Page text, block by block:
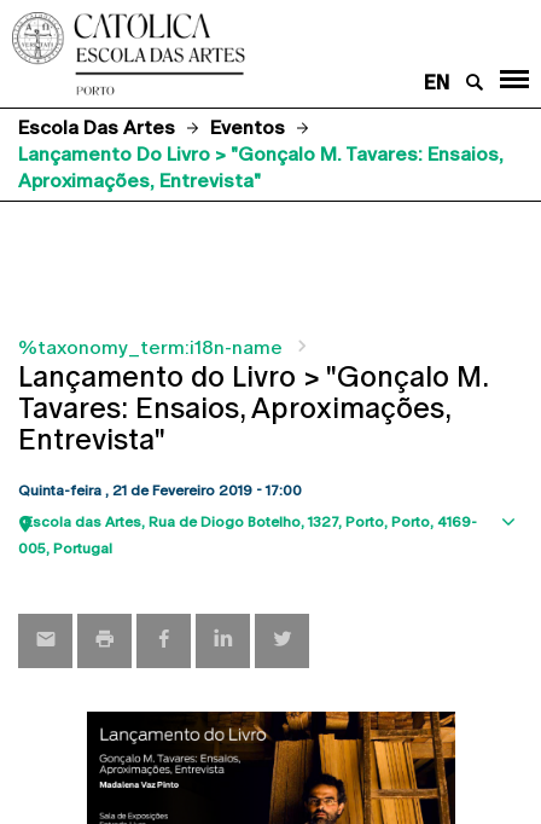
EN
Escola Das Artes
Eventos
Lançamento Do Livro > "Gonçalo M. Tavares: Ensaios,
Aproximações, Entrevista"
%taxonomy_term:i18n-name
Lançamento do Livro > "Gonçalo M.
Tavares: Ensaios, Aproximações,
Entrevista"
Quinta-feira , 21 de Fevereiro 2019 - 17:00
Escola das Artes Rua de Diogo Botelho, 1327 Porto Porto 4169-
005 Portugal